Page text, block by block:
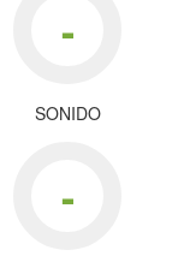
-
SONIDO
-